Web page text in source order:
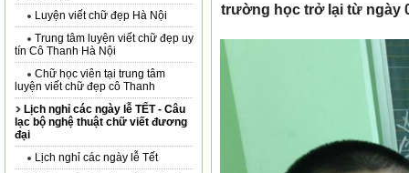
Luyện viết chữ đẹp Hà Nội
Trung tâm luyện viết chữ đẹp uy
tín Cô Thanh Hà Nội
Chữ học viên tại trung tâm
luyện viết chữ đẹp cô Thanh
Lịch nghỉ các ngày lễ TẾT - Câu
lạc bộ nghệ thuật chữ viết đương
đại
Lịch nghỉ các ngày lễ Tết
trường học trở lại từ ngày